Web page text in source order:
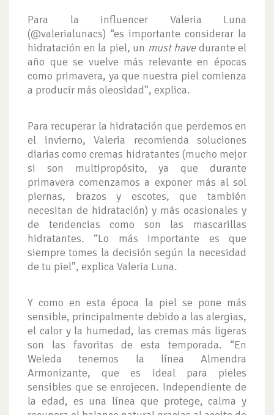
Para la influencer Valeria Luna
(@valerialunacs) “es importante considerar la
hidratación en la piel, un must havedurante el
año que se vuelve más relevante en épocas
como primavera, ya que nuestra piel comienza
a producir más oleosidad”, explica.
Para recuperar la hidratación que perdemos en
el invierno, Valeria recomienda soluciones
diarias como cremas hidratantes (mucho mejor
si son multipropósito, ya que durante
primavera comenzamos a exponer más al sol
piernas, brazos y escotes, que también
necesitan de hidratación) y más ocasionales y
de tendencias como son las mascarillas
hidratantes. “Lo más importante es que
siempre tomes la decisión según la necesidad
de tu piel”, explica Valeria Luna.
Y como en esta época la piel se pone más
sensible, principalmente debido a las alergias,
el calor y la humedad, las cremas más ligeras
son las favoritas de esta temporada. “En
Weleda tenemos la línea Almendra
Armonizante, que es ideal para pieles
sensibles que se enrojecen. Independiente de
la edad, es una línea que protege, calma y